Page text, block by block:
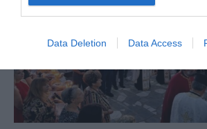
Data Deletion Data Access